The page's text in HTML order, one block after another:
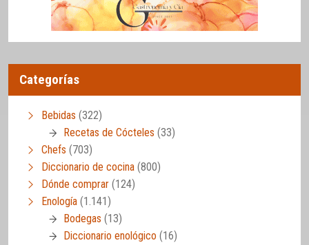
Categorías
Bebidas (322)
Recetas de Cócteles (33)
Chefs (703)
Diccionario de cocina (800)
Dónde comprar (124)
Enología (1.141)
Bodegas (13)
Diccionario enológico (16)